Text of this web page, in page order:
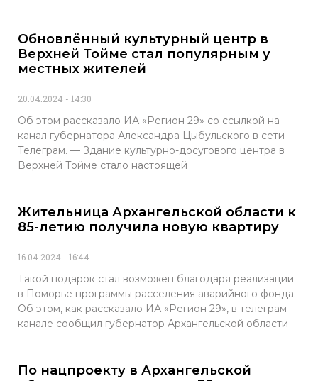
Обновлённый культурный центр в
Верхней Тойме стал популярным у
местных жителей
20.04.2024 14:30
Об этом рассказало ИА «Регион 29» со ссылкой на
канал губернатора Александра Цыбульского в сети
Телеграм. — Здание культурно-досугового центра в
Верхней Тойме стало настоящей
Жительница Архангельской области к
85-летию получила новую квартиру
16.04.2024 16:44
Такой подарок стал возможен благодаря реализации
в Поморье программы расселения аварийного фонда.
Об этом, как рассказало ИА «Регион 29», в телеграм-
канале сообщил губернатор Архангельской области
По нацпроекту в Архангельской